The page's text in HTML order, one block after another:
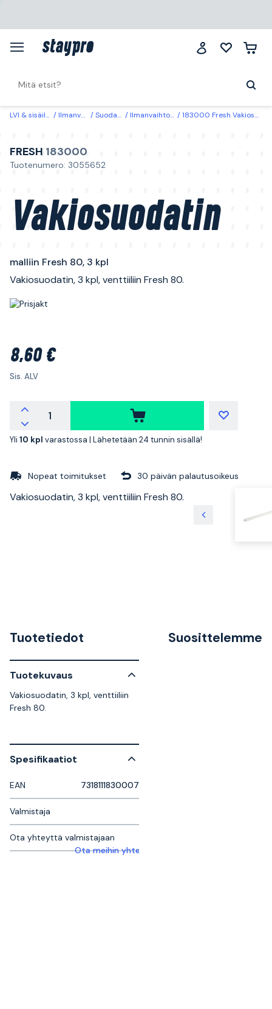
LVI & sisäilma Ilmanvaihto Suodattimet Ilmanvaihtosuodattimet 183000 Fresh Vakiosuodatin malliin Fresh 80, 3 kpl
FRESH 183000
Tuotenumero: 3055652
Vakiosuodatin
malliin Fresh 80, 3 kpl
Vakiosuodatin, 3 kpl, venttiiliin Fresh 80.
8,60 €
Sis. ALV
Yli 10 kpl varastossa | Lähetetään 24 tunnin sisällä!
Nopeat toimitukset 30 päivän palautusoikeus
Vakiosuodatin, 3 kpl, venttiiliin Fresh 80.
Tuotetiedot
Tuotekuvaus
Vakiosuodatin, 3 kpl, venttiiliin
Fresh 80.
Spesifikaatiot
EAN 7318111830007
Valmistaja
Ota yhteyttä valmistajaan
Ota meihin yhteyttä saadaksesi lisätietoja
Suosittelemme